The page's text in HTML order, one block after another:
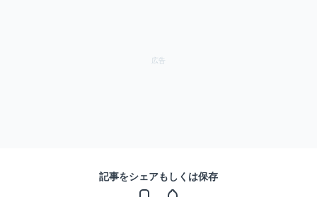
記事をシェアもしくは保存